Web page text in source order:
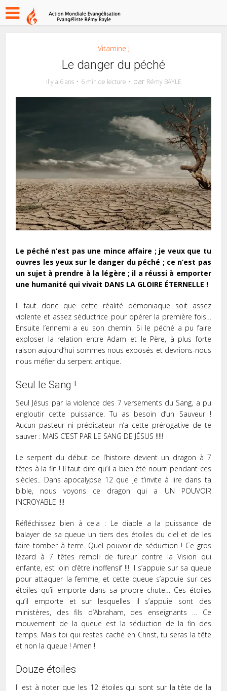
Vitamine J
Le danger du péché
Il y a 6 ans 6 min de lecture par Rémy BAYLE
Le péché n’est pas une mince affaire ; je veux que tu
ouvres les yeux sur le danger du péché ; ce n’est pas
un sujet à prendre à la légère ; il a réussi à emporter
une humanité qui vivait DANS LA GLOIRE ÉTERNELLE !
Il faut donc que cette réalité démoniaque soit assez
violente et assez séductrice pour opérer la première fois…
Ensuite l’ennemi a eu son chemin. Si le péché a pu faire
exploser la relation entre Adam et le Père, à plus forte
raison aujourd’hui sommes nous exposés et devrions-nous
nous méfier du serpent antique.
Seul le Sang !
Seul Jésus par la violence des 7 versements du Sang, a pu
engloutir cette puissance. Tu as besoin d’un Sauveur !
Aucun pasteur ni prédicateur n’a cette prérogative de te
sauver : MAIS C’EST PAR LE SANG DE JÉSUS !!!!!
Le serpent du début de l’histoire devient un dragon à 7
têtes à la fin ! Il faut dire qu’il a bien été nourri pendant ces
siècles.. Dans apocalypse 12 que je t’invite à lire dans ta
bible, nous voyons ce dragon qui a UN POUVOIR
INCROYABLE !!!!
Réfléchissez bien à cela : Le diable a la puissance de
balayer de sa queue un tiers des étoiles du ciel et de les
faire tomber à terre. Quel pouvoir de séduction ! Ce gros
lézard à 7 têtes rempli de fureur contre la Vision qui
enfante, est loin d’être inoffensif !!! Il s’appuie sur sa queue
pour attaquer la femme, et cette queue s’appuie sur ces
étoiles qu’il emporte dans sa propre chute… Ces étoiles
qu’il emporte et sur lesquelles il s’appuie sont des
ministères, des fils d’Abraham, des enseignants … Ce
mouvement de la queue est la séduction de la fin des
temps. Mais toi qui restes caché en Christ, tu seras la tête
et non la queue ! Amen !
Douze étoiles
Il est à noter que les 12 étoiles qui sont sur la tête de la